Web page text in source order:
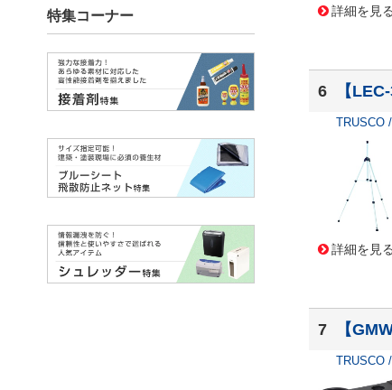
詳細を見る
6 【
TRUSCO
詳細を見る
7 【
TRUSCO